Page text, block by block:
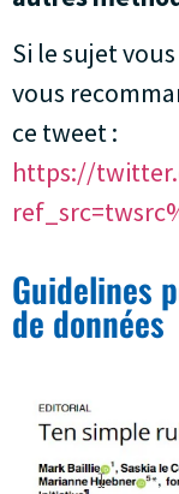
Si le sujet
vous
ce tweet :
https://
Guidelines
de données